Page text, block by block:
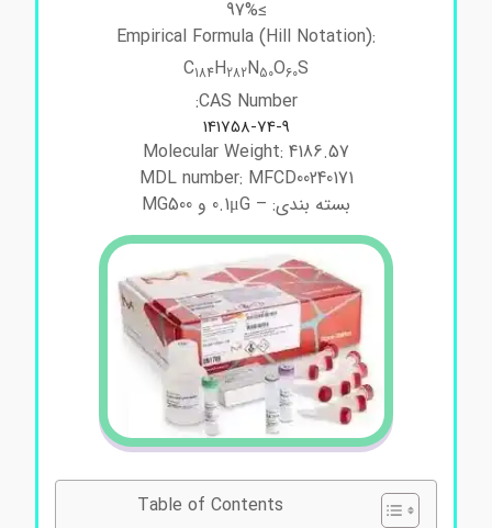
Empirical Formula (Hill Notation):
C184H282N50O
CAS Number:
141758-74-9
Molecular Weight: 4186.57
MDL number: MFCD00240171
بسته بندی: – 0.1μG و MG500
Table of Contents